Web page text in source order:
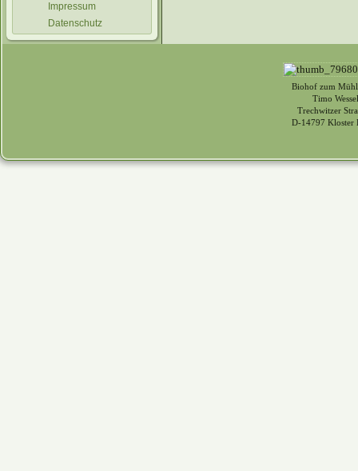
Impressum
Datenschutz
Biohof zum
Timo
Trechwitzer
D-14797 Kloster